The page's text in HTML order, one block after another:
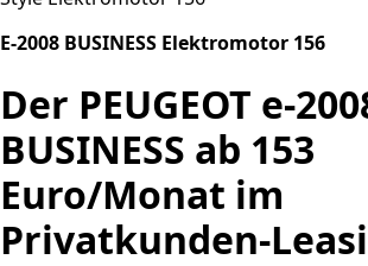
E-2008 BUSINESS Elektromotor 156
Der PEUGEOT e-
BUSINESS ab 153
Euro/Monat im
Privatkunden-